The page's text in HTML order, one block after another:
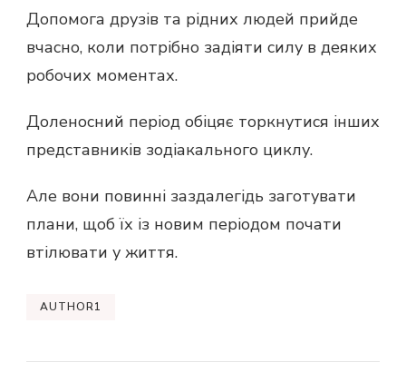
Допомога друзів та рідних людей прийде
вчасно, коли потрібно задіяти силу в деяких
робочих моментах.
Доленосний період обіцяє торкнутися інших
представників зодіакального циклу.
Але вони повинні заздалегідь заготувати
плани, щоб їх із новим періодом почати
втілювати у життя.
AUTHOR1